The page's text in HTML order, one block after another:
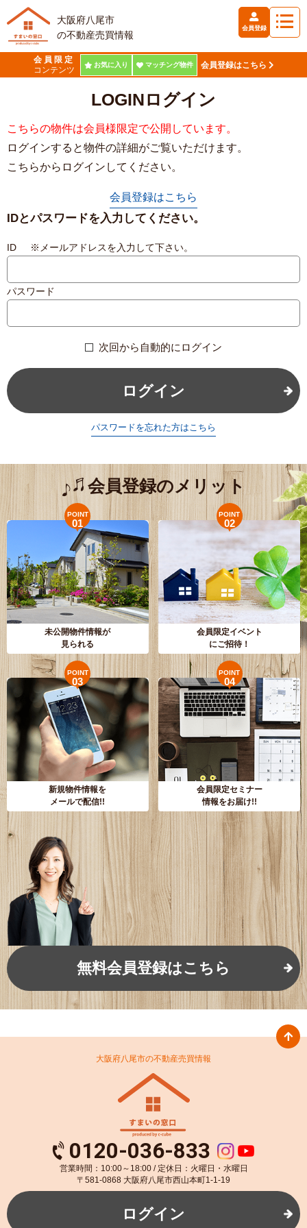
大阪府八尾市
の不動産売買情報
会員登録
会員限定
コンテンツ
お気に入り マッチング物件 会員登録はこちら
LOGINログイン
こちらの物件は会員様限定で公開しています。
ログインすると物件の詳細がご覧いただけます。
こちらからログインしてください。
会員登録はこちら
IDとパスワードを入力してください。
ID ※メールアドレスを入力して下さい。
パスワード
次回から自動的にログイン
ログイン
パスワードを忘れた方はこちら
会員登録のメリット
POINT
01
未公開物件情報が
見られる
POINT
02
会員限定イベント
にご招待！
POINT
03
新規物件情報を
メールで配信!!
POINT
04
会員限定セミナー
情報をお届け!!
無料会員登録はこちら
大阪府八尾市の不動産売買情報
0120-036-833
営業時間：10:00～18:00 / 定休日：火曜日・水曜日
〒581-0868 大阪府八尾市西山本町1-1-19
ログイン